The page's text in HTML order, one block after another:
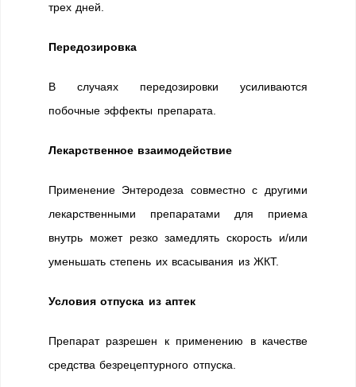
трех дней.
Передозировка
В случаях передозировки усиливаются
побочные эффекты препарата.
Лекарственное взаимодействие
Применение Энтеродеза совместно с другими
лекарственными препаратами для приема
внутрь может резко замедлять скорость и/или
уменьшать степень их всасывания из ЖКТ.
Условия отпуска из аптек
Препарат разрешен к применению в качестве
средства безрецептурного отпуска.